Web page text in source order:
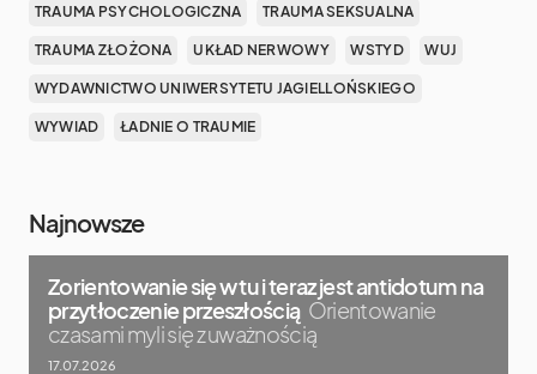
TRAUMA PSYCHOLOGICZNA TRAUMA SEKSUALNA
TRAUMA ZŁOŻONA UKŁAD NERWOWY WSTYD WUJ
WYDAWNICTWO UNIWERSYTETU JAGIELLOŃSKIEGO
WYWIAD ŁADNIE O TRAUMIE
Najnowsze
Zorientowanie się w tu i teraz jest antidotum na
przytłoczenie przeszłością Orientowanie
czasami myli się z uważnością
17.07.2026